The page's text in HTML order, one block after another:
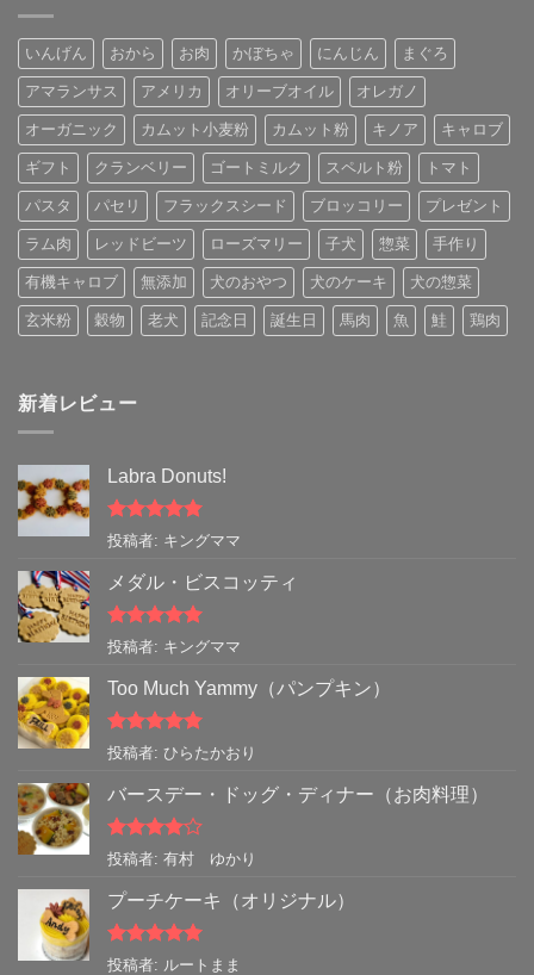
いんげん おから お肉 かぼちゃ にんじん まぐろ
アマランサス アメリカ オリーブオイル オレガノ
オーガニック カムット小麦粉 カムット粉 キノア キャロブ
ギフト クランベリー ゴートミルク スペルト粉 トマト
パスタ パセリ フラックスシード ブロッコリー プレゼント
ラム肉 レッドビーツ ローズマリー 子犬 惣菜 手作り
有機キャロブ 無添加 犬のおやつ 犬のケーキ 犬の惣菜
玄米粉 穀物 老犬 記念日 誕生日 馬肉 魚 鮭 鶏肉
新着レビュー
Labra Donuts!
5段階中5の
投稿者: キングママ
メダル・ビスコッティ
5段階中5の
投稿者: キングママ
Too Much Yammy（パンプキン）
5段階中5の
投稿者: ひらたかおり
バースデー・ドッグ・ディナー（お肉料理）
5段階中4
投稿者: 有村 ゆかり
プーチケーキ（オリジナル）
5段階中 5の
投稿者: ルートまま